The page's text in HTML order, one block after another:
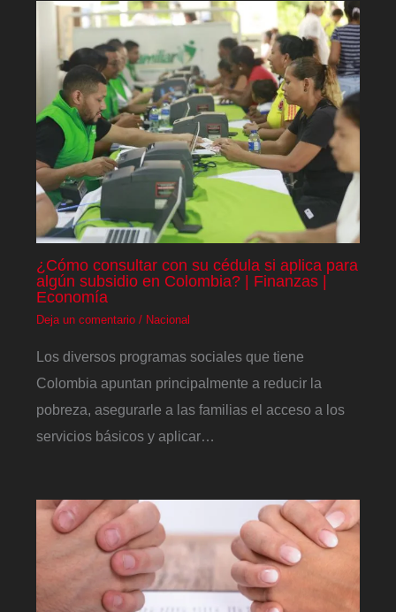
¿Cómo consultar con su cédula si aplica para
algún subsidio en Colombia? | Finanzas |
Economía
Deja un comentario / Nacional
Los diversos programas sociales que tiene
Colombia apuntan principalmente a reducir la
pobreza, asegurarle a las familias el acceso a los
servicios básicos y aplicar…